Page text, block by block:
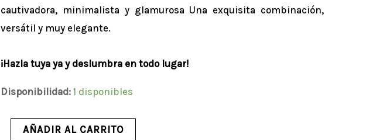
cautivadora, minimalista y glamurosa Una exquisita combinación,
versátil y muy elegante.
¡Hazla tuya ya y deslumbra en todo lugar!
Disponibilidad: 1 disponibles
AÑADIR AL CARRITO